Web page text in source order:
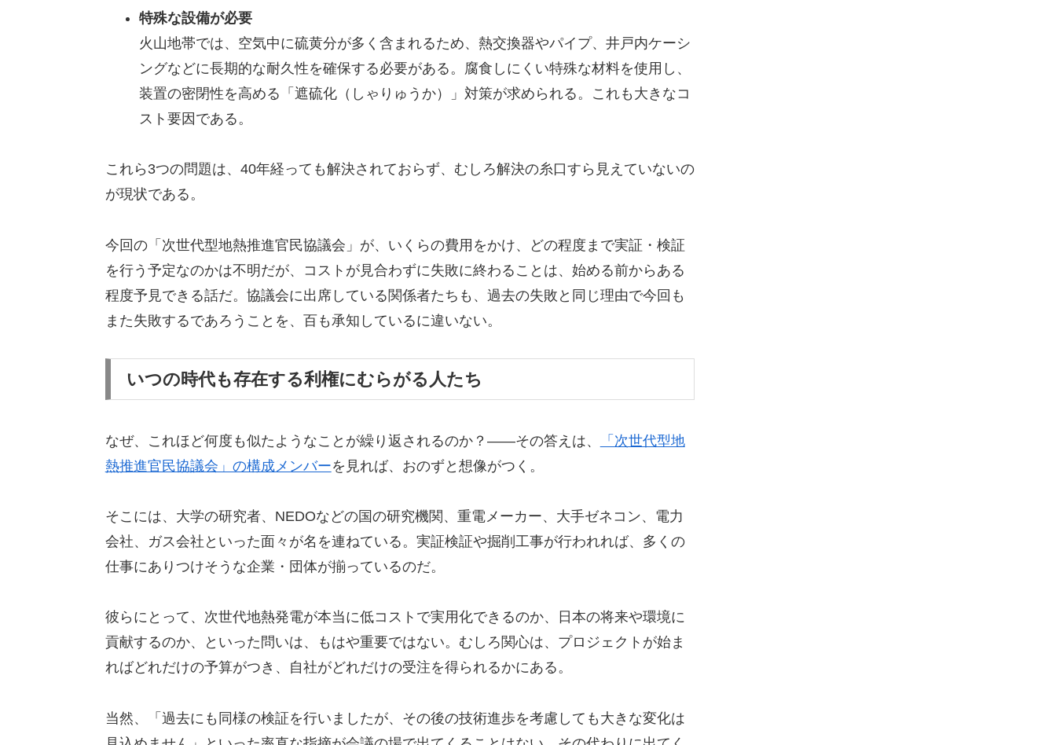
特殊な設備が必要
火山地帯では、空気中に硫黄分が多く含まれるため、熱交換器やパイプ、井戸内ケーシ
ングなどに長期的な耐久性を確保する必要がある。腐食しにくい特殊な材料を使用し、
装置の密閉性を高める「遮硫化（しゃりゅうか）」対策が求められる。これも大きなコ
スト要因である。
これら3つの問題は、40年経っても解決されておらず、むしろ解決の糸口すら見えていないの
が現状である。
今回の「次世代型地熱推進官民協議会」が、いくらの費用をかけ、どの程度まで実証・検証
を行う予定なのかは不明だが、コストが見合わずに失敗に終わることは、始める前からある
程度予見できる話だ。協議会に出席している関係者たちも、過去の失敗と同じ理由で今回も
また失敗するであろうことを、百も承知しているに違いない。
いつの時代も存在する利権にむらがる人たち
なぜ、これほど何度も似たようなことが繰り返されるのか？――その答えは、
「次世代型地
熱推進官民協議会」の構成メンバーを見れば、おのずと想像がつく。
そこには、大学の研究者、NEDOなどの国の研究機関、重電メーカー、大手ゼネコン、電力
会社、ガス会社といった面々が名を連ねている。実証検証や掘削工事が行われれば、多くの
仕事にありつけそうな企業・団体が揃っているのだ。
彼らにとって、次世代地熱発電が本当に低コストで実用化できるのか、日本の将来や環境に
貢献するのか、といった問いは、もはや重要ではない。むしろ関心は、プロジェクトが始ま
ればどれだけの予算がつき、自社がどれだけの受注を得られるかにある。
当然、「過去にも同様の検証を行いましたが、その後の技術進歩を考慮しても大きな変化は